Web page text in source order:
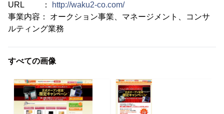
URL ：
http://waku2-co.com/
事業内容： オークション事業、マネージメント、コンサ
ルティング業務
すべての画像